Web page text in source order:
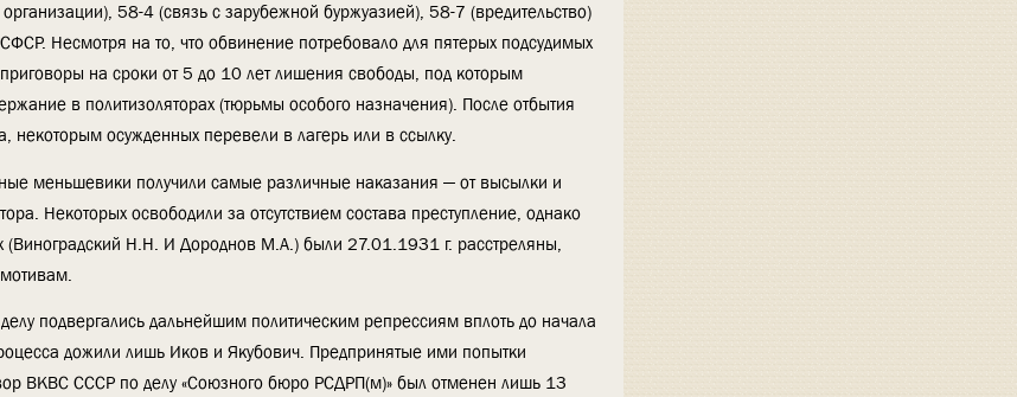
58-4 (связь с зарубежной буржуазией), 58-7 (вредительство)
Несмотря на то, что обвинение потребовало для пятерых подсудимых
на сроки от 5 до 10 лет лишения свободы, под которым
в политизоляторах (тюрьмы особого назначения). После отбытия
некоторым осужденных перевели в лагерь или в ссылку.
меньшевики получили самые различные наказания — от высылки и
Некоторых освободили за отсутствием состава преступление, однако
(Виноградский Н.Н. И Дороднов М.А.) были 27.01.1931 г. расстреляны,
подвергались дальнейшим политическим репрессиям вплоть до начала
дожили лишь Иков и Якубович. Предпринятые ими попытки
ВКВС СССР по делу «Союзного бюро РСДРП(м)» был отменен лишь 13